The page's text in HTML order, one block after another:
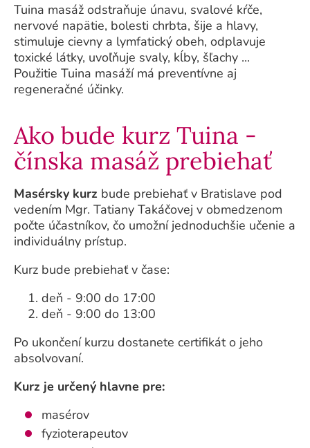
Tuina masáž odstraňuje únavu, svalové kŕče,
nervové napätie, bolesti chrbta, šije a hlavy,
stimuluje cievny a lymfatický obeh, odplavuje
toxické látky, uvoľňuje svaly, kĺby, šľachy ...
Použitie Tuina masáží má preventívne aj
regeneračné účinky.
Ako bude kurz Tuina -
čínska masáž prebiehať
Masérsky kurz bude prebiehať v Bratislave pod
vedením Mgr. Tatiany Takáčovej v obmedzenom
počte účastníkov, čo umožní jednoduchšie učenie a
individuálny prístup.
Kurz bude prebiehať v čase:
deň - 9:00 do 17:00
deň - 9:00 do 13:00
Po ukončení kurzu dostanete certifikát o jeho
absolvovaní.
Kurz je určený hlavne pre:
masérov
fyzioterapeutov